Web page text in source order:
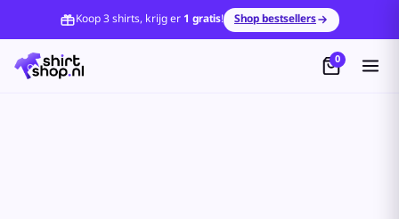
Koop 3 shirts, krijg er 1 gratis! Shop bestsellers
0
Standaard
Price: Lowest First
Price: Highest First